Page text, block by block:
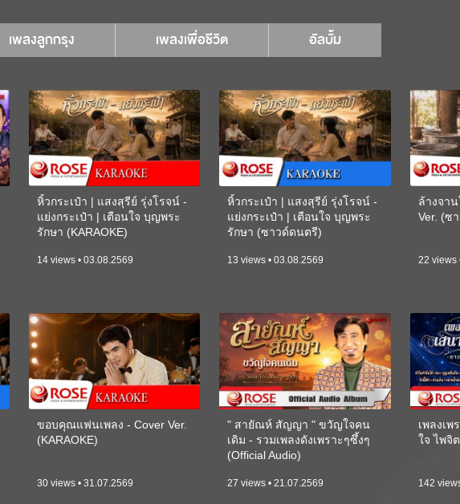
เพลงลูกกรุง เพลงเพื่อชีวิต อัลบั้ม
หิ้วกระเป๋า | แสงสุรีย์ รุ่งโรจน์ -
แย่งกระเป๋า | เตือนใจ บุญพระ
รักษา (KARAOKE)
14 views • 03.08.2569
หิ้วกระเป๋า | แสงสุรีย์ รุ่งโรจน์ -
แย่งกระเป๋า | เตือนใจ บุญพระ
รักษา (ซาวด์ดนตรี)
13 views • 03.08.2569
ล้างจา
Ver. (ซ
22 views
ขอบคุณแฟนเพลง - Cover Ver.
(KARAOKE)
30 views • 31.07.2569
" สายัณห์ สัญญา " ขวัญใจคน
เดิม - รวมเพลงดังเพราะๆซึ้งๆ
(Official Audio)
27 views • 21.07.2569
เพลงเพ
ใจ ไพจิ
142